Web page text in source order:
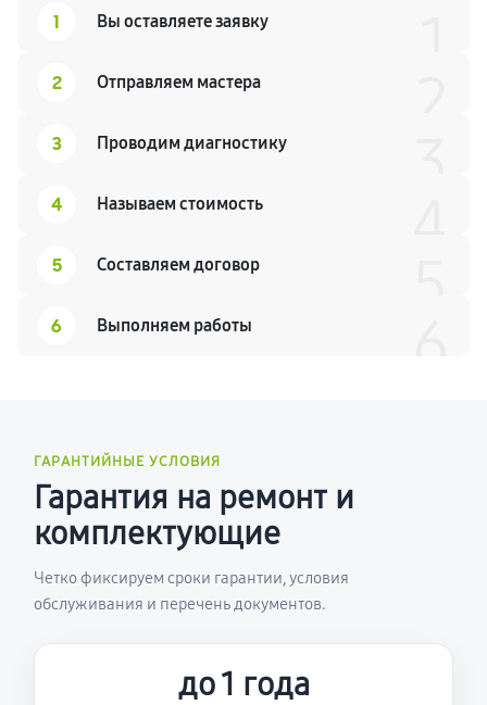
1 Вы оставляете заявку
2 Отправляем мастера
3 Проводим диагностику
4 Называем стоимость
5 Составляем договор
6 Выполняем работы
ГАРАНТИЙНЫЕ УСЛОВИЯ
Гарантия на ремонт и
комплектующие
Четко фиксируем сроки гарантии, условия
обслуживания и перечень документов.
до 1 года